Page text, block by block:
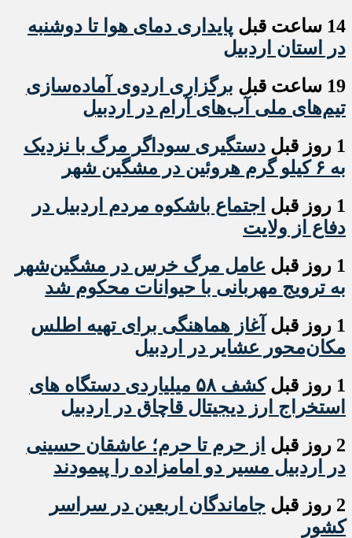
14 ساعت قبل
پایداری دمای هوا تا دوشنبه
در استان اردبیل
19 ساعت قبل
برگزاری اردوی آماده‌سازی
تیم‌های ملی آب‌های آرام در اردبیل
1 روز قبل
دستگیری سوداگر مرگ با نزدیک
به ۶ کیلو گرم هروئین در مشگین شهر
1 روز قبل
اجتماع باشکوه مردم اردبیل در
دفاع از ولایت
1 روز قبل
عامل مرگ خرس در مشگین‌شهر
به ترویج مهربانی با حیوانات محکوم شد
1 روز قبل
آغاز هماهنگی برای تهیه اطلس
مکان‌محور عشایر در اردبیل
1 روز قبل
کشف ۵۸ میلیاردی دستگاه های
استخراج ارز دیجیتال قاچاق در اردبیل
2 روز قبل
از حرم تا حرم؛ عاشقان حسینی
در اردبیل مسیر دو امامزاده را پیمودند
2 روز قبل
جاماندگان اربعین در سراسر
کشور